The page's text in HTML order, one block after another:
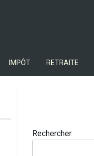
IMPÔT RETRAITE
Rechercher